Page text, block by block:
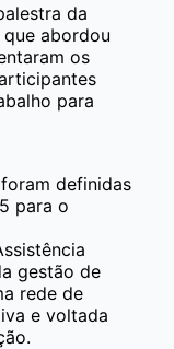
da
abordou
os
para
definidas
para o
gestão de
rede de
e voltada